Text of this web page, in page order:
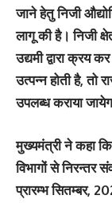
जाने हेतु निजी
लागू की है। निजी
उद्यमी द्वारा क्रय
उत्पन्न होती है, तो
उपलब्ध कराया
मुख्यमंत्री ने कहा कि
विभागों से निरन्तर
प्रारम्भ सितम्बर,